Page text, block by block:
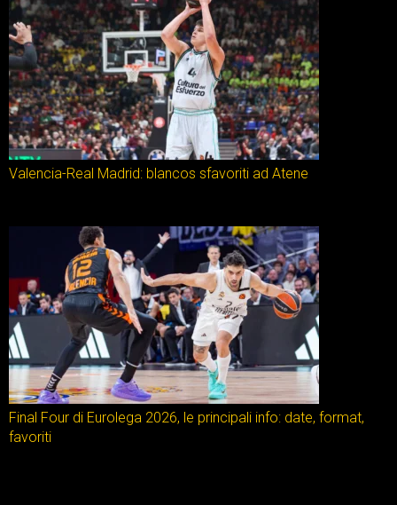
Valencia-Real Madrid: blancos sfavoriti ad Atene
Final Four di Eurolega 2026, le principali info: date, format,
favoriti